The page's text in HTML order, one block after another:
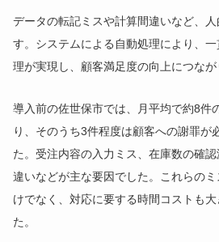
データの転記ミスや計算間違いなど、
す。システムによる自動処理により、
理が実現し、顧客満足度の向上につなが
導入前の佐世保市では、月平均で約8件
り、そのうち3件程度は顧客への謝罪が
た。受注内容の入力ミス、在庫数の確
違いなどが主な要因でした。これらの
けでなく、対応に要する時間コストも
た。